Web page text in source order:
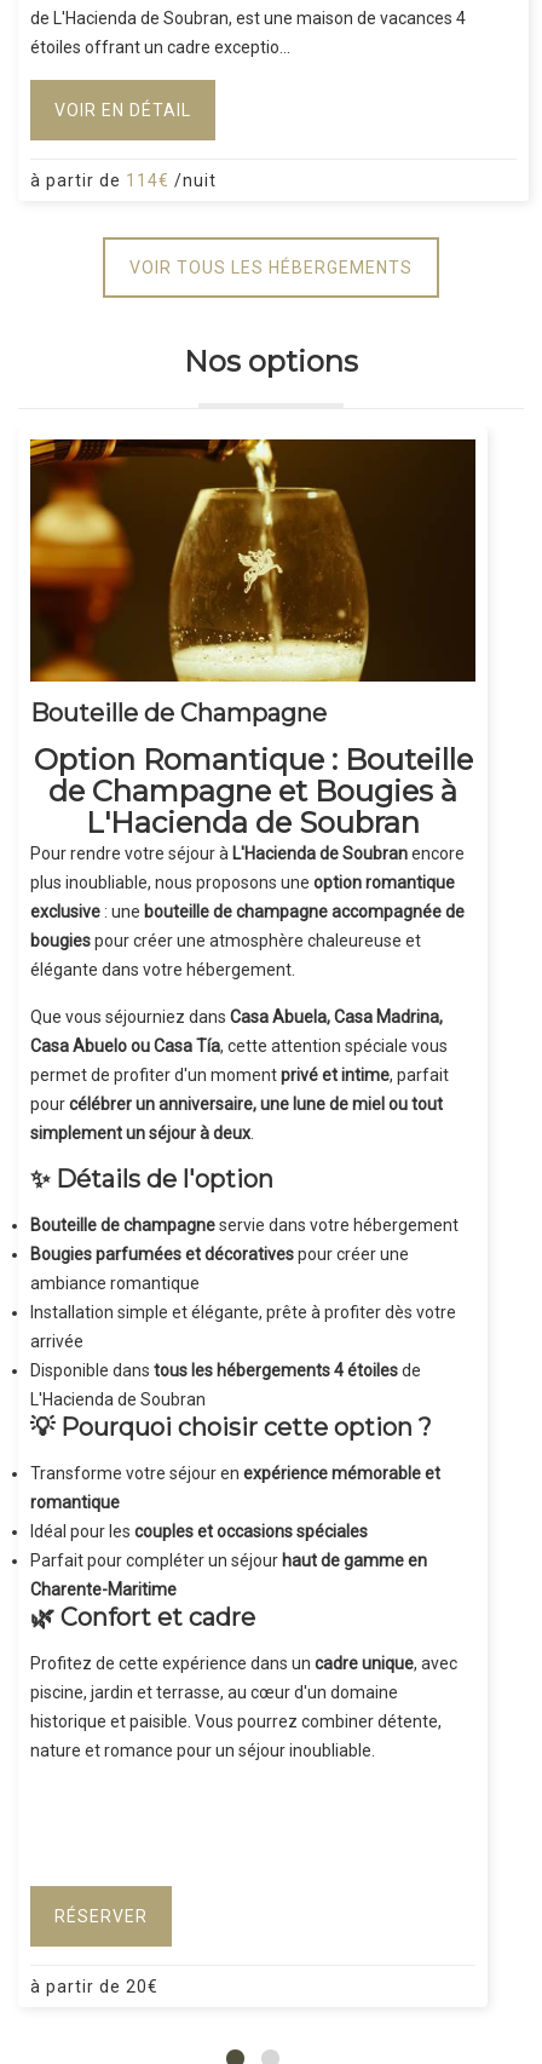
de L'Hacienda de Soubran, est une maison de vacances 4
étoiles offrant un cadre exceptio...
VOIR EN DÉTAIL
à partir de 114€ /nuit
VOIR TOUS LES HÉBERGEMENTS
Nos options
Bouteille de Champagne
Option Romantique : Bouteille
de Champagne et Bougies à
L'Hacienda de Soubran
Pour rendre votre séjour à L'Hacienda de Soubranencore
plus inoubliable, nous proposons une option romantique
exclusive : une bouteille de champagne accompagnée de
bougiespour créer une atmosphère chaleureuse et
élégante dans votre hébergement.
Que vous séjourniez dans Casa Abuela, Casa Madrina,
Casa Abuelo ou Casa Tía, cette attention spéciale vous
permet de profiter d'un momentprivé et intime, parfait
pourcélébrer un anniversaire, une lune de miel ou tout
simplement un séjour à deux
✨ Détails de l'option
Bouteille de champagneservie dans votre hébergement
Bougies parfumées et décorativespour créer une
ambiance romantique
Installation simple et élégante, prête à profiter dès votre
arrivée
Disponible dans tous les hébergements 4 étoilesde
L'Hacienda de Soubran
💡 Pourquoi choisir cette option ?
Transforme votre séjour en expérience mémorable et
romantique
Idéal pour les couples et occasions spéciales
Parfait pour compléter un séjour haut de gamme en
Charente-Maritime
🌿 Confort et cadre
Profitez de cette expérience dans un cadre unique, avec
piscine, jardin et terrasse, au cœur d'un domaine
historique et paisible. Vous pourrez combiner détente,
nature et romance pour un séjour inoubliable.
RÉSERVER
à partir de 20€